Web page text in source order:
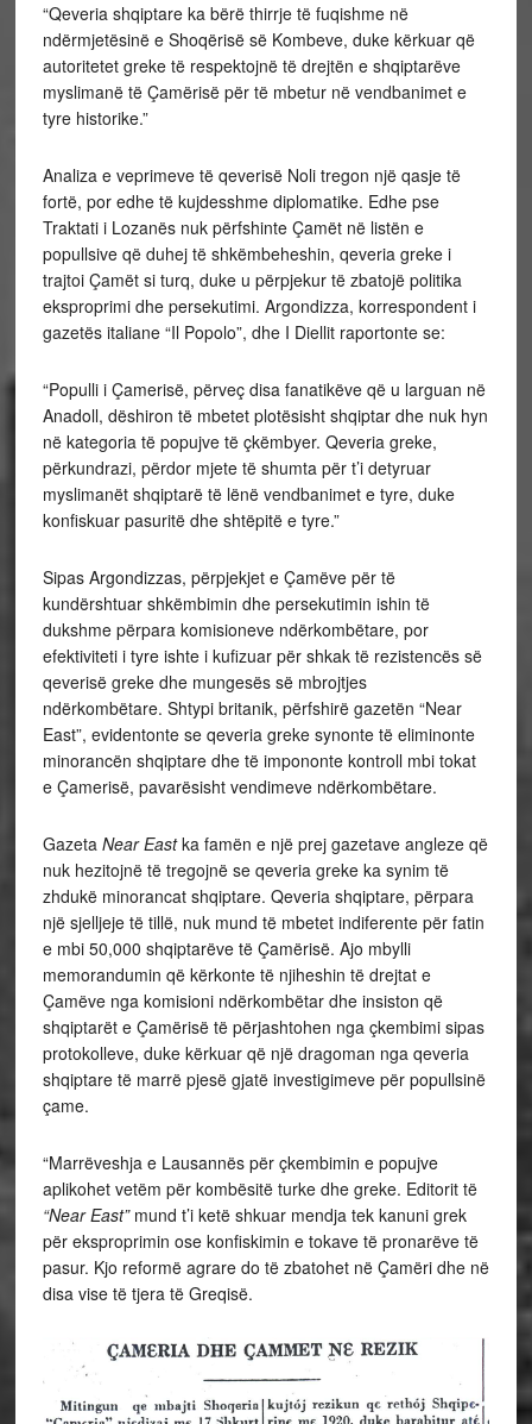
“Qeveria shqiptare ka bërë thirrje të fuqishme në
ndërmjetësinë e Shoqërisë së Kombeve, duke kërkuar që
autoritetet greke të respektojnë të drejtën e shqiptarëve
myslimanë të Çamërisë për të mbetur në vendbanimet e
tyre historike.”
Analiza e veprimeve të qeverisë Noli tregon një qasje të
fortë, por edhe të kujdesshme diplomatike. Edhe pse
Traktati i Lozanës nuk përfshinte Çamët në listën e
popullsive që duhej të shkëmbeheshin, qeveria greke i
trajtoi Çamët si turq, duke u përpjekur të zbatojë politika
eksproprimi dhe persekutimi. Argondizza, korrespondent i
gazetës italiane “Il Popolo”, dhe I Diellit raportonte se:
“Populli i Çamerisë, përveç disa fanatikëve që u larguan në
Anadoll, dëshiron të mbetet plotësisht shqiptar dhe nuk hyn
në kategoria të popujve të çkëmbyer. Qeveria greke,
përkundrazi, përdor mjete të shumta për t’i detyruar
myslimanët shqiptarë të lënë vendbanimet e tyre, duke
konfiskuar pasuritë dhe shtëpitë e tyre.”
Sipas Argondizzas, përpjekjet e Çamëve për të
kundërshtuar shkëmbimin dhe persekutimin ishin të
dukshme përpara komisioneve ndërkombëtare, por
efektiviteti i tyre ishte i kufizuar për shkak të rezistencës së
qeverisë greke dhe mungesës së mbrojtjes
ndërkombëtare. Shtypi britanik, përfshirë gazetën “Near
East”, evidentonte se qeveria greke synonte të eliminonte
minorancën shqiptare dhe të impononte kontroll mbi tokat
e Çamerisë, pavarësisht vendimeve ndërkombëtare.
Gazeta Near Eastka famën e një prej gazetave angleze që
nuk hezitojnë të tregojnë se qeveria greke ka synim të
zhdukë minorancat shqiptare. Qeveria shqiptare, përpara
një sjelljeje të tillë, nuk mund të mbetet indiferente për fatin
e mbi 50,000 shqiptarëve të Çamërisë. Ajo mbylli
memorandumin që kërkonte të njiheshin të drejtat e
Çamëve nga komisioni ndërkombëtar dhe insiston që
shqiptarët e Çamërisë të përjashtohen nga çkembimi sipas
protokolleve, duke kërkuar që një dragoman nga qeveria
shqiptare të marrë pjesë gjatë investigimeve për popullsinë
çame.
“Marrëveshja e Lausannës për çkembimin e popujve
aplikohet vetëm për kombësitë turke dhe greke. Editorit të
“Near East”mund t’i ketë shkuar mendja tek kanuni grek
për eksproprimin ose konfiskimin e tokave të pronarëve të
pasur. Kjo reformë agrare do të zbatohet në Çamëri dhe në
disa vise të tjera të Greqisë.